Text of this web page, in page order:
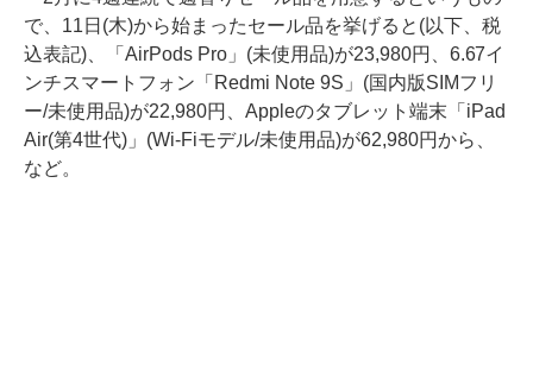
で、11日(木)から始まったセール品を挙げると(以下、税
込表記)、「AirPods Pro」(未使用品)が23,980円、6.67イ
ンチスマートフォン「Redmi Note 9S」(国内版SIMフリ
ー/未使用品)が22,980円、Appleのタブレット端末「iPad
Air(第4世代)」(Wi-Fiモデル/未使用品)が62,980円から、
など。